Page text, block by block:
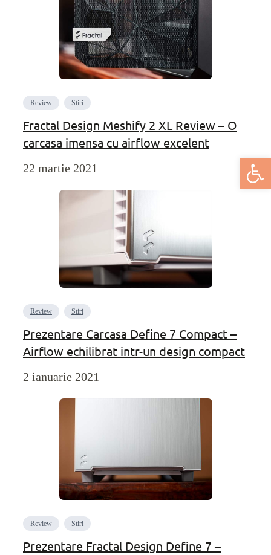
Deschide
Review Stiri
Fractal Design Meshify 2 XL Review – O
carcasa imensa cu airflow excelent
22 martie 2021
Review Stiri
Prezentare Carcasa Define 7 Compact –
Airflow echilibrat intr-un design compact
2 ianuarie 2021
Review Stiri
Prezentare Fractal Design Define 7 –